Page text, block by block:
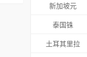
新加坡元
泰国铢
土耳其里拉